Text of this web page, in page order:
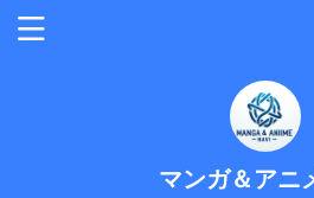
マンガ＆アニ